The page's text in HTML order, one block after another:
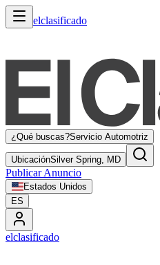
elclasificado
¿Qué buscas?Servicio Automotriz
UbicaciónSilver Spring, MD
Publicar Anuncio
Estados Unidos
ES
elclasificado